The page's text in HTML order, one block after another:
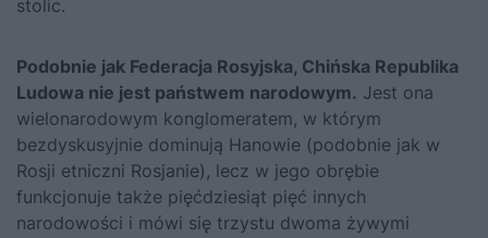
stolic.
Podobnie jak Federacja Rosyjska, Chińska Republika
Ludowa nie jest państwem narodowym. Jest ona
wielonarodowym konglomeratem, w którym
bezdyskusyjnie dominują Hanowie (podobnie jak w
Rosji etniczni Rosjanie), lecz w jego obrębie
funkcjonuje także pięćdziesiąt pięć innych
narodowości i mówi się trzystu dwoma żywymi